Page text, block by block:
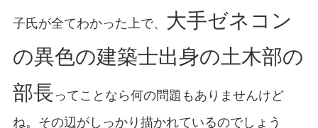
子氏が全てわかった上で、
大手ゼネコン
の異色の建築士出身の土木部の
部長ってことなら何の問題もありませんけど
ね。その辺がしっかり描かれているのでしょう